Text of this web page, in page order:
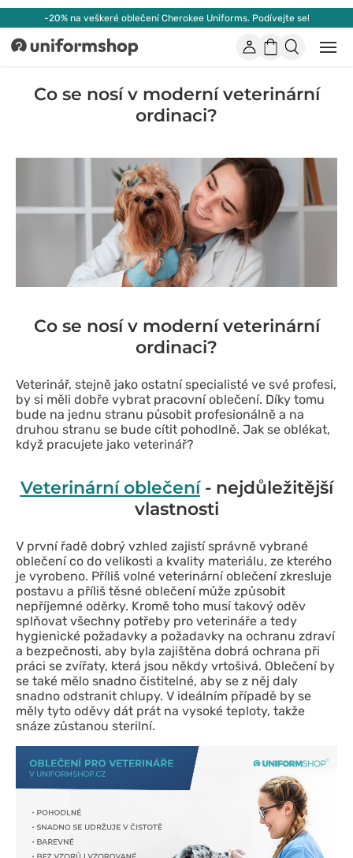
-20% na veškeré oblečení Cherokee Uniforms. Podívejte se!
Uniformshop ÚčetNákupní
Co se nosí v moderní veterinární
ordinaci?
Co se nosí v moderní veterinární
ordinaci?
Veterinář, stejně jako ostatní specialisté ve své profesi,
by si měli dobře vybrat pracovní oblečení. Díky tomu
bude na jednu stranu působit profesionálně a na
druhou stranu se bude cítit pohodlně. Jak se oblékat,
když pracujete jako veterinář?
Veterinární oblečení- nejdůležitější
vlastnosti
V první řadě dobrý vzhled zajistí správně vybrané
oblečení co do velikosti a kvality materiálu, ze kterého
je vyrobeno. Příliš volné veterinární oblečení zkresluje
postavu a příliš těsné oblečení může způsobit
nepříjemné oděrky. Kromě toho musí takový oděv
splňovat všechny potřeby pro veterináře a tedy
hygienické požadavky a požadavky na ochranu zdraví
a bezpečnosti, aby byla zajištěna dobrá ochrana při
práci se zvířaty, která jsou někdy vrtošivá. Oblečení by
se také mělo snadno čistitelné, aby se z něj daly
snadno odstranit chlupy. V ideálním případě by se
měly tyto oděvy dát prát na vysoké teploty, takže
snáze zůstanou sterilní.